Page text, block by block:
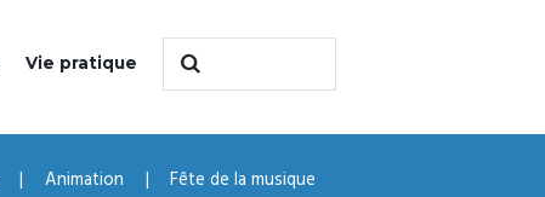
Vie pratique
Animation
Fête de la musique